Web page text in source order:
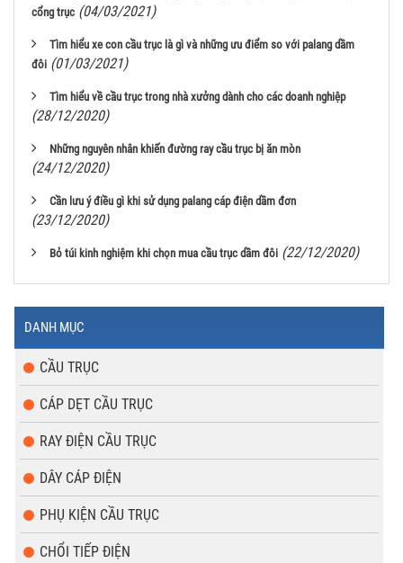
cổng trục (04/03/2021)
Tìm hiểu xe con cầu trục là gì và những ưu điểm so với palang dầm
đôi (01/03/2021)
Tìm hiểu về cầu trục trong nhà xưởng dành cho các doanh nghiệp
(28/12/2020)
Những nguyên nhân khiến đường ray cầu trục bị ăn mòn
(24/12/2020)
Cần lưu ý điều gì khi sử dụng palang cáp điện dầm đơn
(23/12/2020)
Bỏ túi kinh nghiệm khi chọn mua cầu trục dầm đôi (22/12/2020)
DANH MỤC
CẦU TRỤC
CÁP DẸT CẦU TRỤC
RAY ĐIỆN CẦU TRỤC
DÂY CÁP ĐIỆN
PHỤ KIỆN CẦU TRỤC
CHỔI TIẾP ĐIỆN